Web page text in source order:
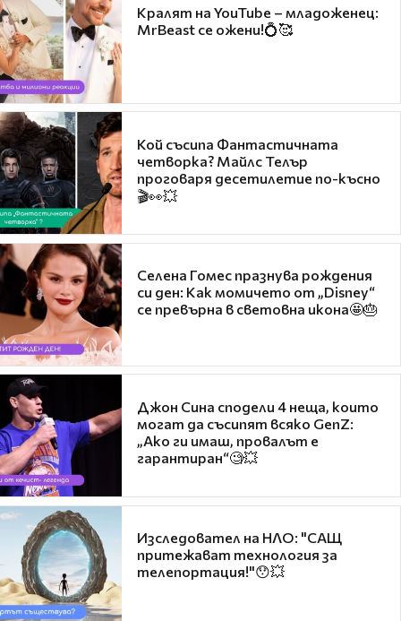
Кралят на YouTube – младоженец:
MrBeast се ожени!💍🥰
Кой съсипа Фантастичната
четворка? Майлс Телър
проговаря десетилетие по-късно
🎬👀💥
Селена Гомес празнува рождения
си ден: Как момичето от „Disney“
се превърна в световна икона🤩🎂
Джон Сина сподели 4 неща, които
могат да съсипят всяко GenZ:
„Ако ги имаш, провалът е
гарантиран“🧐💥
Изследовател на НЛО: "САЩ
притежават технология за
телепортация!"😯💥